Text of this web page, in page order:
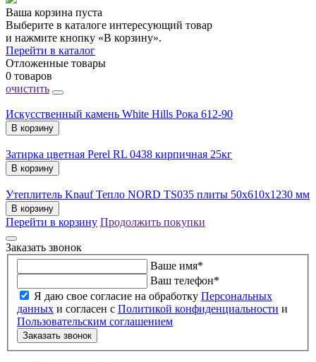
Ваша корзина пуста
Выберите в каталоге интересующий товар
и нажмите кнопку «В корзину».
Перейти в каталог
Отложенные товары
0 товаров
очистить
Искусственный камень White Hills Рока 612-90
В корзину
Затирка цветная Perel RL 0438 кирпичная 25кг
В корзину
Утеплитель Knauf Тепло NORD TS035 плиты 50х610х1230 мм
В корзину
Перейти в корзину Продолжить покупки
Заказать звонок
Ваше имя*
Ваш телефон*
Я даю свое согласие на обработку Персональных
данных и согласен с Политикой конфиденциальности и
Пользовательским соглашением
Заказать звонок